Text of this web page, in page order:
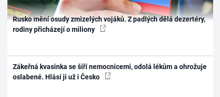
Rusko mění osudy zmizelých vojáků. Z padlých dělá dezertéry,
rodiny přicházejí o miliony
Zákeřná kvasinka se šíří nemocnicemi, odolá lékům a ohrožuje
oslabené. Hlásí ji už i Česko